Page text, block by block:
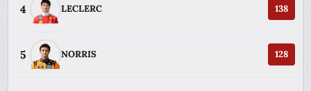
4 LECLERC 138
5 NORRIS 128